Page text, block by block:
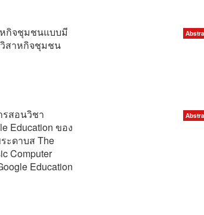
กิจชุมชนแบบมี
สาหกิจชุมชน
สอนวิชา
Education ของ
ะดาบส The
Computer
Education